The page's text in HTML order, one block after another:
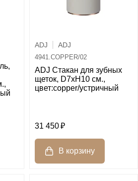
ADJ ADJ
4941.COPPER/02
ADJ Стакан для зубных
щеток, D7xH10 см.,
цвет:copper/устричный
31 450